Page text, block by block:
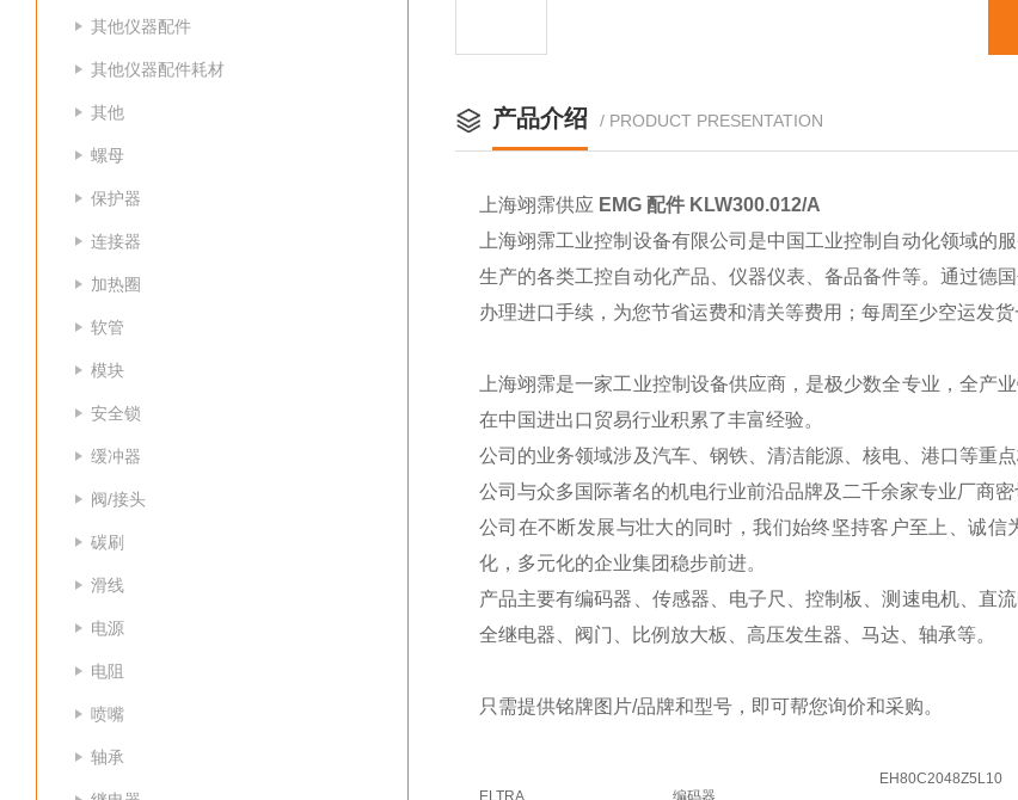
其他仪器配件
其他仪器配件耗材
其他
螺母
保护器
连接器
加热圈
软管
模块
安全锁
缓冲器
阀/接头
碳刷
滑线
电源
电阻
喷嘴
轴承
产品介绍 / PRODUCT PRESENTATION
上海翊霈供应 EMG 配件 KLW300.012/A
上海翊霈工业控制设备有限公司是中国工业控制自动化领域的
生产的各类工控自动化产品、仪器仪表、备品备件等。通过德
办理进口手续，为您节省运费和清关等费用；每周至少空运发货
上海翊霈是一家工业控制设备供应商，是极少数全专业，全产
在中国进出口贸易行业积累了丰富经验。
公司的业务领域涉及汽车、钢铁、清洁能源、核电、港口等重
公司与众多国际著名的机电行业前沿品牌及二千余家专业厂商密
公司在不断发展与壮大的同时，我们始终坚持客户至上、诚
化，多元化的企业集团稳步前进。
产品主要有编码器、传感器、电子尺、控制板、测速电机、直
全继电器、阀门、比例放大板、高压发生器、马达、轴承等。
只需提供铭牌图片/品牌和型号，即可帮您询价和采购。
ELTRA 编码器